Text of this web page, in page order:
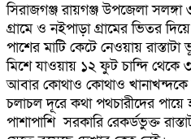
সিরাজগঞ্জ রায়গঞ্জ উপজেলা
গ্রামে ও নইপাড়া গ্রামের ভিতর
পাশের মাটি কেটে নেওয়ায় রাস্তাটা
মিশে যাওয়ায় ১২ ফুট চান্দি থেকে
আবার কোথাও কোথাও
চলাচল দূরে কথা পথচারীদের পায়ে
পাশাপাশি সরকারি রেকর্ডভুক্ত